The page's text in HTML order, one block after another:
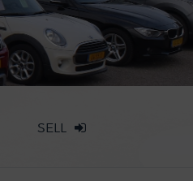
SELL